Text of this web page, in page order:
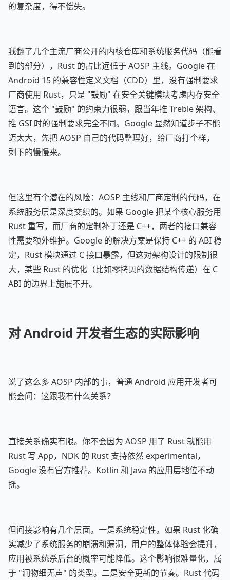
的复杂度，得不偿失。
我翻了几个主流厂商公开的内核仓库和系统服务代码（能看
到的部分），Rust 的占比远低于 AOSP 主线。Google 在
Android 15 的兼容性定义文档（CDD）里，没有强制要求
厂商使用 Rust，只是 "鼓励" 在安全关键模块考虑内存安全
语言。这个 "鼓励" 的约束力很弱，跟当年推 Treble 架构、
推 GSI 时的强制要求完全不同。Google 显然知道步子不能
迈太大，先把 AOSP 自己的代码整理好，给厂商打个样，
剩下的慢慢来。
但这里有个潜在的风险：AOSP 主线和厂商定制的代码，在
系统服务层是深度交织的。如果 Google 把某个核心服务用
Rust 重写，而厂商的定制补丁还是 C++，两者的接口兼容
性需要额外维护。Google 的解决方案是保持 C++ 的 ABI 稳
定，Rust 模块通过 C 接口暴露，但这对架构设计的限制很
大，某些 Rust 的优化（比如零拷贝的数据结构传递）在 C
ABI 的边界上施展不开。
对 Android 开发者生态的实际影响
说了这么多 AOSP 内部的事，普通 Android 应用开发者可
能会问：这跟我有什么关系？
直接关系确实有限。你不会因为 AOSP 用了 Rust 就能用
Rust 写 App，NDK 的 Rust 支持依然 experimental，
Google 没有官方推荐。Kotlin 和 Java 的应用层地位不动
摇。
但间接影响有几个层面。一是系统稳定性。如果 Rust 化确
实减少了系统服务的崩溃和漏洞，用户的整体体验会提升，
应用被系统杀后台的概率可能降低。这个影响很难量化，属
于 "润物细无声" 的类型。二是安全更新的节奏。Rust 代码